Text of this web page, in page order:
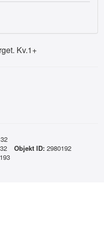
Kv.1+
Objekt ID: 2980192